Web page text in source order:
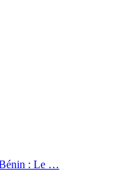
Bénin : Le …